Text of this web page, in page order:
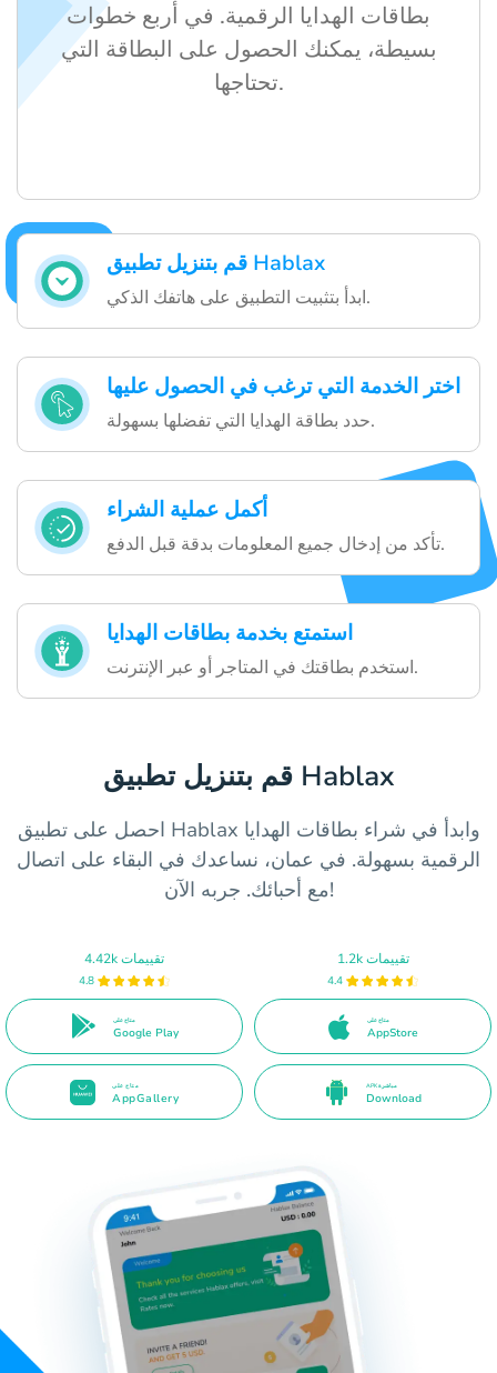
قم بتنزيل تطبيق Hablax
ابدأ بتثبيت التطبيق على هاتفك الذكي.
اختر الخدمة التي ترغب في الحصول عليها
حدد بطاقة الهدايا التي تفضلها بسهولة.
أكمل عملية الشراء
تأكد من إدخال جميع المعلومات بدقة قبل الدفع.
استمتع بخدمة بطاقات الهدايا
استخدم بطاقتك في المتاجر أو عبر الإنترنت.
بطاقات الهدايا الرقمية. في أربع خطوات
بسيطة، يمكنك الحصول على البطاقة التي
تحتاجها.
قم بتنزيل تطبيق Hablax
احصل على تطبيق Hablax وابدأ في شراء بطاقات الهدايا
الرقمية بسهولة. في عمان، نساعدك في البقاء على اتصال
مع أحبائك. جربه الآن!
4.42k تقييمات
4.8
متاح على
Google Play
1.2k تقييمات
4.4
متاح على
AppStore
متاح على
AppGallery
APK مباشرة
Download